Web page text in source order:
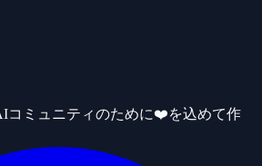
コミュニティのために❤️を込めて作